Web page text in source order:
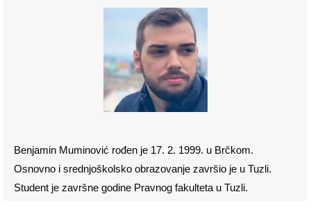
Benjamin Muminović rođen je 17. 2. 1999. u Brčkom.
Osnovno i srednjoškolsko obrazovanje završio je u Tuzli.
Student je završne godine Pravnog fakulteta u Tuzli.